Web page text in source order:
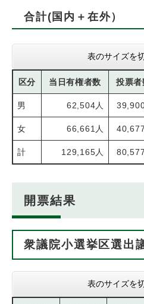
合計(国内＋在外）
表のサイズを
区分 当日有権者数 投票者
男 62,504人
女 66,661人
計 129,165人
開票結果
衆議院小選挙区選出
表のサイズを